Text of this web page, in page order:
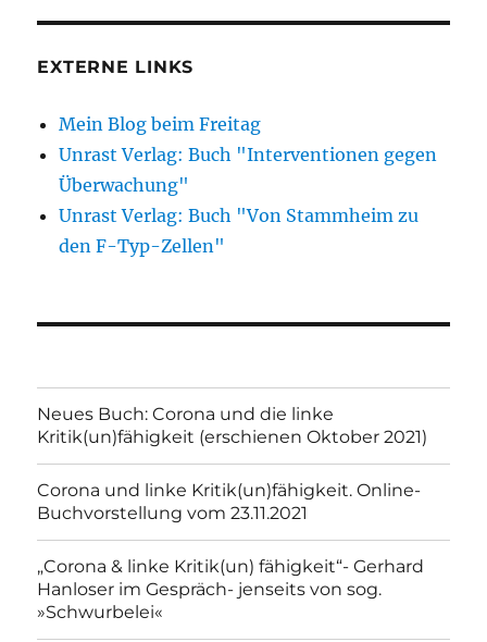
EXTERNE LINKS
Mein Blog beim Freitag
Unrast Verlag: Buch "Interventionen gegen
Überwachung"
Unrast Verlag: Buch "Von Stammheim zu
den F-Typ-Zellen"
Neues Buch: Corona und die linke
Kritik(un)fähigkeit (erschienen Oktober 2021)
Corona und linke Kritik(un)fähigkeit. Online-
Buchvorstellung vom 23.11.2021
„Corona & linke Kritik(un) fähigkeit“- Gerhard
Hanloser im Gespräch- jenseits von sog.
»Schwurbelei«